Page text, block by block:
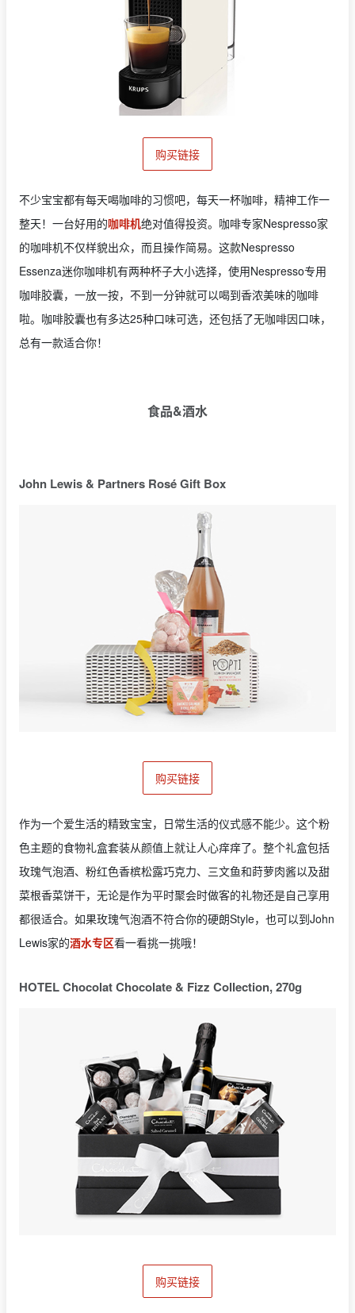
购买链接
不少宝宝都有每天喝咖啡的习惯吧，每天一杯咖啡，精神工作一
整天！一台好用的咖啡机绝对值得投资。 咖啡专家Nespresso家
的咖啡机不仅样貌出众，而且操作简易。这款Nespresso
Essenza迷你咖啡机有两种杯子大小选择， 使用Nespresso专用
咖啡胶囊，一放一按， 不到一分钟就可以喝到香浓美味的咖啡
啦。咖啡胶囊也有多达25种口味可选，还包括了无咖啡因口味，
总有一款适合你！
食品&酒水
John Lewis & Partners Rosé Gift Box
购买链接
作为一个爱生活的精致宝宝，日常生活的仪式感不能少。这个粉
色主题的食物礼盒套装从颜值上就让人心痒痒了。整个礼盒包括
玫瑰气泡酒、粉红色香槟松露巧克力、三文鱼和莳萝肉酱以及甜
菜根香菜饼干，无论是作为平时聚会时做客的礼物还是自己享用
都很适合。如果玫瑰气泡酒不符合你的硬朗Style，也可以到John
Lewis家的酒水专区看一看挑一挑哦！
HOTEL Chocolat Chocolate & Fizz Collection, 270g
购买链接